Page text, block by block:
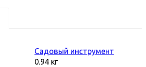
Садовый инструмент
0.94 кг